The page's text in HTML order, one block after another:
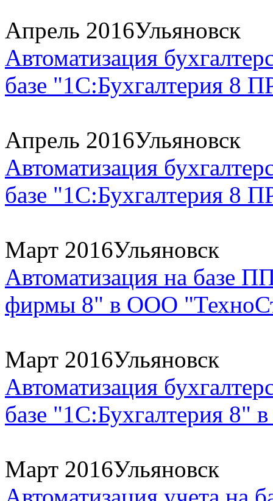
Апрель 2016Ульяновск
Автоматизация
базе "1С:Бухгалтерия 8
Апрель 2016Ульяновск
Автоматизация
базе "1С:Бухгалтерия
Март 2016Ульяновск
Автоматизация на базе
фирмы 8" в ООО
Март 2016Ульяновск
Автоматизация
базе "1С:Бухгалтерия
Март 2016Ульяновск